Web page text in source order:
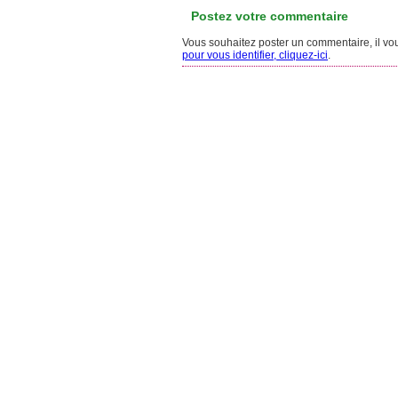
Postez votre commentaire
Vous souhaitez poster un commentaire, il
pour vous identifier, cliquez-ici.